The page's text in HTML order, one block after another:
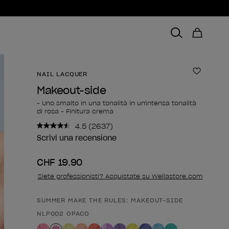
NAIL LACQUER
Makeout-side
- Uno smalto in una tonalità in un'intensa tonalità
di rosa - Finitura crema
4.5 Leggi
2637
pagina.
(2637)
Scrivi una recensione
CHF 19.90
Siete professionisti? Acquistate su Wellastore.com
Forma del prodotto
SUMMER MAKE THE RULES: MAKEOUT-SIDE
NLP002 OPACO